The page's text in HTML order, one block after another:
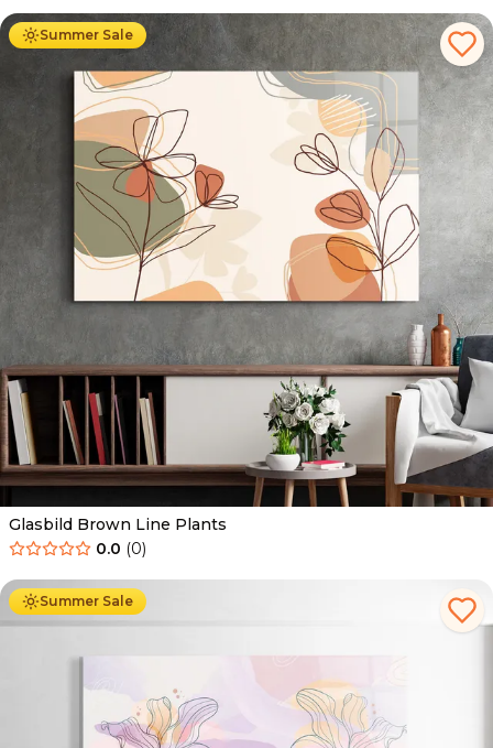
Summer Sale
Glasbild Brown Line Plants
0.0 (0)
Summer Sale
Ab 69.90 € 44.90